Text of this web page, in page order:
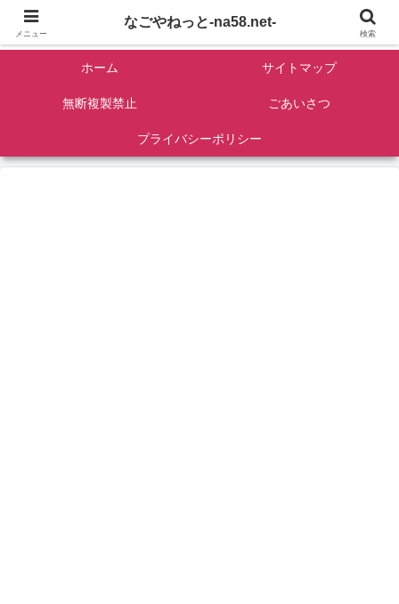
名古屋を中心に全国観光名所紹介/バンコンDIY/ゴロマル・よっちゃん夫婦のド
ホーム サイトマップ
無断複製禁止 ごあいさつ
プライバシーポリシー
メニュー
なごやねっと-na58.net-
検索